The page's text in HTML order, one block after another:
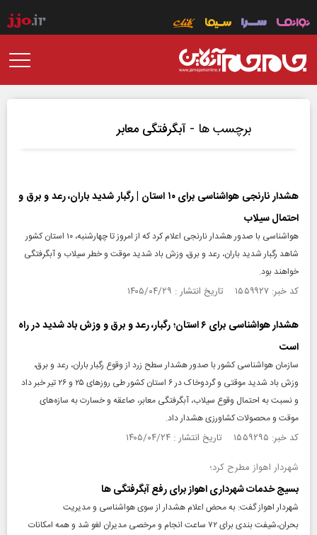
برچسب ها - آبگرفتگی معابر
هشدار نارنجی هواشناسی برای ۱۰ استان | رگبار شدید باران، رعد و برق و
احتمال سیلاب
هواشناسی با صدور هشدار نارنجی اعلام کرد که از امروز تا چهارشنبه، ۱۰ استان کشور
شاهد رگبار شدید باران، رعد و برق، وزش باد شدید موقت و خطر سیلاب و آبگرفتگی
خواهند بود.
کد خبر: ۱۵۵۹۹۲۷ تاریخ انتشار : ۱۴۰۵/۰۴/۲۹
هشدار هواشناسی برای ۶ استان؛ رگبار، رعد و برق و وزش باد شدید در راه
است
سازمان هواشناسی کشور با صدور هشدار سطح زرد از وقوع رگبار باران، رعد و برق،
وزش باد شدید موقتی و گردوخاک در ۶ استان کشور طی روزهای ۲۵ و ۲۶ تیر خبر داد
و نسبت به احتمال وقوع سیلاب، آبگرفتگی معابر، صاعقه و خسارت به سازه‌های
موقت و محصولات کشاورزی هشدار داد.
کد خبر: ۱۵۵۹۲۹۵ تاریخ انتشار : ۱۴۰۵/۰۴/۲۴
شهردار اهواز مطرح کرد؛
بسیج خدمات شهرداری اهواز برای رفع آبگرفتگی ها
شهردار اهواز گفت: به محض اعلام هشدار از سوی هواشناسی و مدیریت
بحران،شیفت بندی برای ۷۲ ساعت انجام و مرخصی مدیران لغو شد و همه امکانات